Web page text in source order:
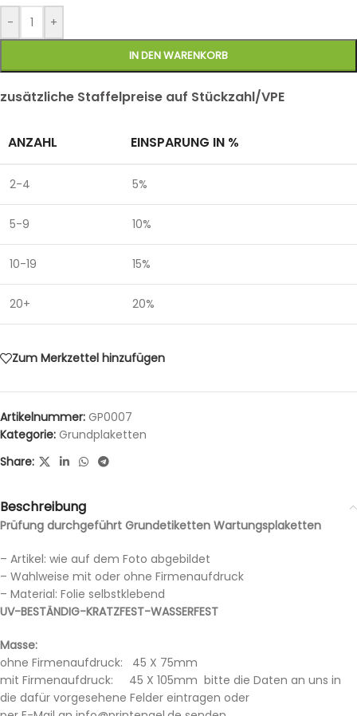
- +
IN DEN WARENKORB
zusätzliche Staffelpreise auf Stückzahl/VPE
ANZAHL EINSPARUNG IN %
2-4 5%
5-9 10%
10-19 15%
20+ 20%
Zum Merkzettel hinzufügen
Artikelnummer: GP0007
Kategorie: Grundplaketten
Share:
Beschreibung
Prüfung durchgeführt Grundetiketten Wartungsplaketten
– Artikel: wie auf dem Foto abgebildet
– Wahlweise mit oder ohne Firmenaufdruck
– Material: Folie selbstklebend
UV-BESTÄNDIG-KRATZFEST-WASSERFEST
Masse:
ohne Firmenaufdruck: 45 X 75mm
mit Firmenaufdruck: 45 X 105mm bitte die Daten an uns in
die dafür vorgesehene Felder eintragen oder